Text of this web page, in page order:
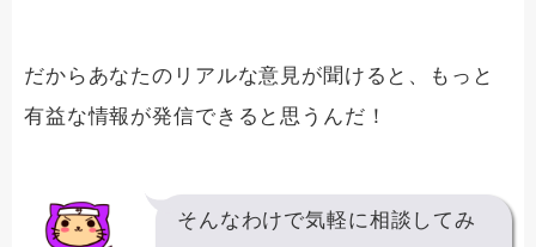
だからあなたのリアルな意見が聞けると、もっと
有益な情報が発信できると思うんだ！
そんなわけで気軽に相談してみ